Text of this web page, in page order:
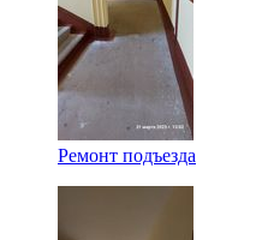
Ремонт подъезда